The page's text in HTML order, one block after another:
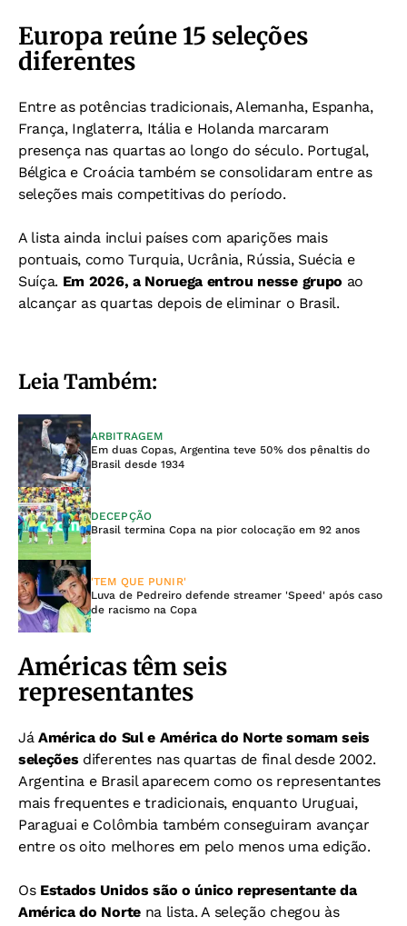
Europa reúne 15 seleções
diferentes
Entre as potências tradicionais, Alemanha, Espanha,
França, Inglaterra, Itália e Holanda marcaram
presença nas quartas ao longo do século. Portugal,
Bélgica e Croácia também se consolidaram entre as
seleções mais competitivas do período.
A lista ainda inclui países com aparições mais
pontuais, como Turquia, Ucrânia, Rússia, Suécia e
Suíça. Em 2026, a Noruega entrou nesse grupo ao
alcançar as quartas depois de eliminar o Brasil.
Leia Também:
ARBITRAGEM
Em duas Copas, Argentina teve 50% dos pênaltis do
Brasil desde 1934
DECEPÇÃO
Brasil termina Copa na pior colocação em 92 anos
'TEM QUE PUNIR'
Luva de Pedreiro defende streamer 'Speed' após caso
de racismo na Copa
Américas têm seis
representantes
JáAmérica do Sul e América do Norte somam seis
seleções diferentes nas quartas de final desde 2002.
Argentina e Brasil aparecem como os representantes
mais frequentes e tradicionais, enquanto Uruguai,
Paraguai e Colômbia também conseguiram avançar
entre os oito melhores em pelo menos uma edição.
Os Estados Unidos são o único representante da
América do Nortena lista. A seleção chegou às